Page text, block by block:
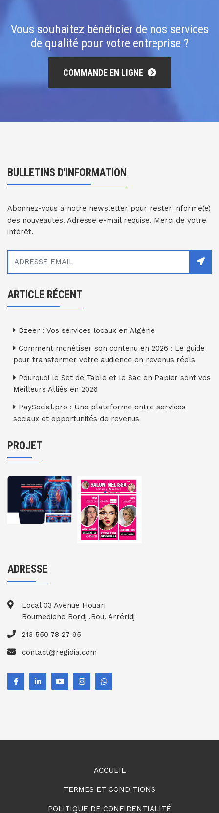
Vous souhaitez bénéficier de nos services
de qualité pour votre entreprise ?
COMMANDE EN LIGNE
BULLETINS D'INFORMATION
Abonnez-vous à notre newsletter pour rester informé(e)
des nouveautés. Adresse e-mail requise. Merci de votre
intérêt.
ARTICLE RÉCENT
Dzeer : Vos services locaux en Algérie
Comment monétiser son contenu en 2026 : Le guide
pour transformer votre audience en revenus réels
Pourquoi le Set de Table et le Sac en Papier sont vos
Meilleurs Alliés en 2026
PaySocial.pro : Une plateforme entre services
sociaux et opportunités de revenus
PROJET
ADRESSE
Local 03 Avenue Houari
Boumediene Bordj .Bou. Arréridj
213 550 78 27 95
contact@regidia.com
ACCUEIL
TERMES ET CONDITIONS
POLITIQUE DE CONFIDENTIALITÉ